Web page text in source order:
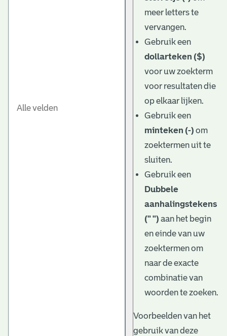
meer letters te
vervangen.
Gebruik een
dollarteken ($)
voor uw zoekterm
voor resultaten die
op elkaar lijken.
Gebruik een
minteken (-) om
zoektermen uit te
sluiten.
Gebruik een
Dubbele
aanhalingstekens
(" ") aan het begin
en einde van uw
zoektermen om
naar de exacte
combinatie van
woorden te zoeken.
Voorbeelden van het
gebruik van deze